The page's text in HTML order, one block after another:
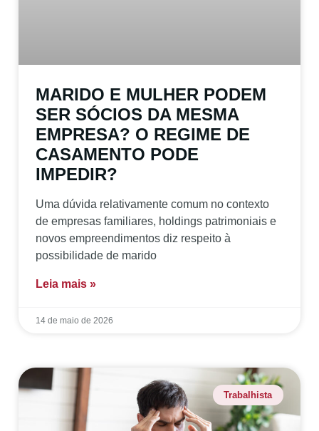
MARIDO E MULHER PODEM
SER SÓCIOS DA MESMA
EMPRESA? O REGIME DE
CASAMENTO PODE
IMPEDIR?
Uma dúvida relativamente comum no contexto
de empresas familiares, holdings patrimoniais e
novos empreendimentos diz respeito à
possibilidade de marido
Leia mais »
14 de maio de 2026
Trabalhista